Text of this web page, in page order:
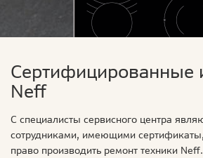
Сертифицированные
Neff
С специалисты сервисного центра
сотрудниками, имеющими
право производить ремонт техники Neff.